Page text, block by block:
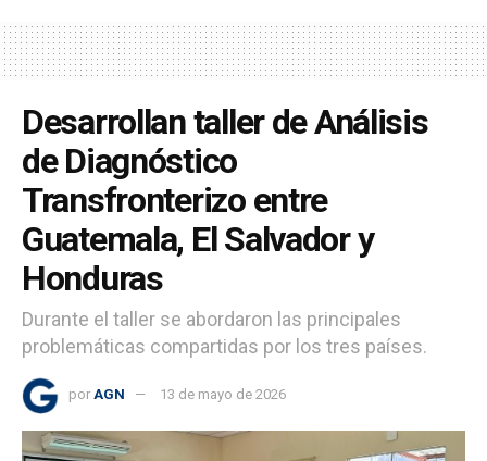
Desarrollan taller de Análisis
de Diagnóstico
Transfronterizo entre
Guatemala, El Salvador y
Honduras
Durante el taller se abordaron las principales
problemáticas compartidas por los tres países.
por AGN 13 de mayo de 2026